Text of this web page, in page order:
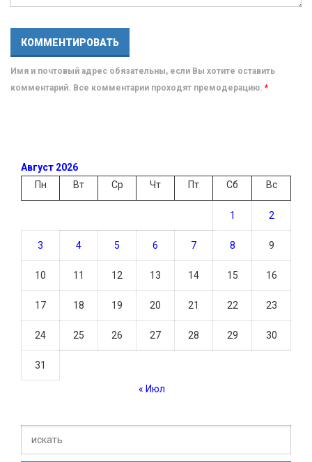
Имя и почтовый адрес обязательны, если Вы хотите оставить
комментарий. Все комментарии проходят премодерацию. *
Август 2026
Пн
Вт Ср Чт Пт Сб Вс
1 2
3 4 5 6 7 8 9
10 11 12 13 14 15 16
17 18 19 20 21 22 23
24 25 26 27 28 29 30
31
« Июл